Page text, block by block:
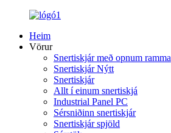
Heim
Vörur
Snertiskjár með opnum ramma
Snertiskjár Nýtt
Snertiskjár
Allt í einum snertiskjá
Industrial Panel PC
Sérsniðinn snertiskjár
Snertiskjár spjöld